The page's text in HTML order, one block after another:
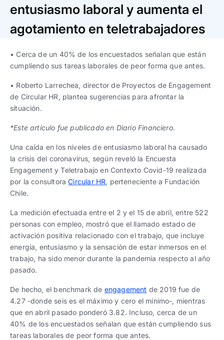
Trabaja con nosotros
Ver todo
Ver todas
Ver todas
progresivos de gestión
Ver todos
entusiasmo laboral y aumenta el
agotamiento en teletrabajadores
• Cerca de un 40% de los encuestados señalan que están
cumpliendo sus tareas laborales de peor forma que antes.
• Roberto Larrechea, director de Proyectos de Engagement
de Circular HR, plantea sugerencias para afrontar la
situación.
*Este artículo fue publicado en Diario Financiero.
Una caída en los niveles de entusiasmo laboral ha causado
la crisis del coronavirus, según reveló la Encuesta
Engagement y Teletrabajo en Contexto Covid-19 realizada
por la consultoraCircular HR, perteneciente a Fundación
Chile.
La medición efectuada entre el 2 y el 15 de abril, entre 522
personas con empleo, mostró que el llamado estado de
activación positiva relacionado con el trabajo, que incluye
energía, entusiasmo y la sensación de estar inmersos en el
trabajo, ha sido menor durante la pandemia respecto al año
pasado.
De hecho, el benchmark de engagement de 2019 fue de
4.27 -donde seis es el máximo y cero el mínimo-, mientras
que en abril pasado ponderó 3.82. Incluso, cerca de un
40% de los encuestados señalan que están cumpliendo sus
tareas laborales de peor forma que antes.